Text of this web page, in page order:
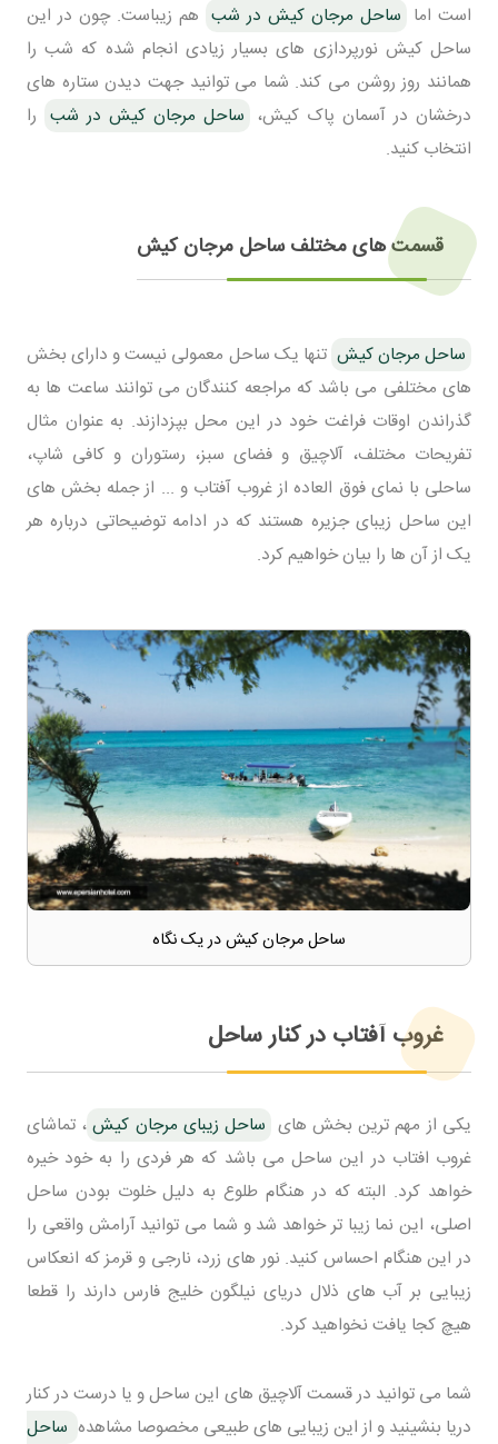
است اما ساحل مرجان کیش در شب هم زیباست. چون در این
ساحل کیش نورپردازی های بسیار زیادی انجام شده که شب را
همانند روز روشن می کند. شما می توانید جهت دیدن ستاره های
درخشان در آسمان پاک کیش، ساحل مرجان کیش در شب را
انتخاب کنید.
قسمت های مختلف ساحل مرجان کیش
ساحل مرجان کیش تنها یک ساحل معمولی نیست و دارای بخش
های مختلفی می باشد که مراجعه کنندگان می توانند ساعت ها به
گذراندن اوقات فراغت خود در این محل بپزدازند. به عنوان مثال
تفریحات مختلف، آلاچیق و فضای سبز، رستوران و کافی شاپ،
ساحلی با نمای فوق العاده از غروب آفتاب و ... از جمله بخش های
این ساحل زیبای جزیره هستند که در ادامه توضیحاتی درباره هر
یک از آن ها را بیان خواهیم کرد.
ساحل مرجان کیش در یک نگاه
غروب آفتاب در کنار ساحل
یکی از مهم ترین بخش های ساحل زیبای مرجان کیش ، تماشای
غروب افتاب در این ساحل می باشد که هر فردی را به خود خیره
خواهد کرد. البته که در هنگام طلوع به دلیل خلوت بودن ساحل
اصلی، این نما زیبا تر خواهد شد و شما می توانید آرامش واقعی را
در این هنگام احساس کنید. نور های زرد، نارجی و قرمز که انعکاس
زیبایی بر آب های ذلال دریای نیلگون خلیج فارس دارند را قطعا
هیچ کجا یافت نخواهید کرد.
شما می توانید در قسمت آلاچیق های این ساحل و یا درست در کنار
دریا بنشینید و از این زیبایی های طبیعی مخصوصا مشاهده ساحل